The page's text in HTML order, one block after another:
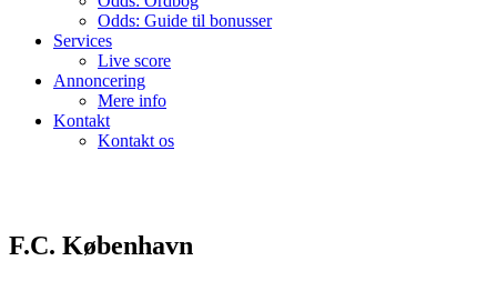
Odds: Guide til bonusser
Services
Live score
Annoncering
Mere info
Kontakt
Kontakt os
F.C. København